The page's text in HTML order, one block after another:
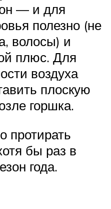
— и для
полезно (не
волосы) и
плюс. Для
воздуха
плоскую
горшка.
протирать
бы раз в
года.